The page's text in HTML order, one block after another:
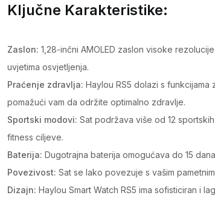
Ključne Karakteristike:
Zaslon: 1,28-inčni AMOLED zaslon visoke
uvjetima osvjetljenja.
Praćenje zdravlja: Haylou RS5 dolazi s
pomažući vam da održite optimalno zdravlje.
Sportski modovi: Sat podržava više od 12
fitness ciljeve.
Baterija: Dugotrajna baterija omogućava do 15
Povezivost: Sat se lako povezuje s vašim
Dizajn: Haylou Smart Watch RS5 ima sofisticiran i